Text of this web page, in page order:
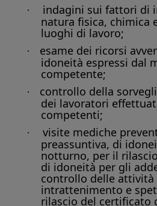
·
indagini sui fattori di
natura fisica, chimica
luoghi di lavoro;
·
esame dei ricorsi
idoneità espressi dal
competente;
·
controllo della
dei lavoratori
competenti;
·
visite mediche
preassuntiva, di
notturno, per il
di idoneità per gli
controllo delle attività
intrattenimento e
rilascio del certificato